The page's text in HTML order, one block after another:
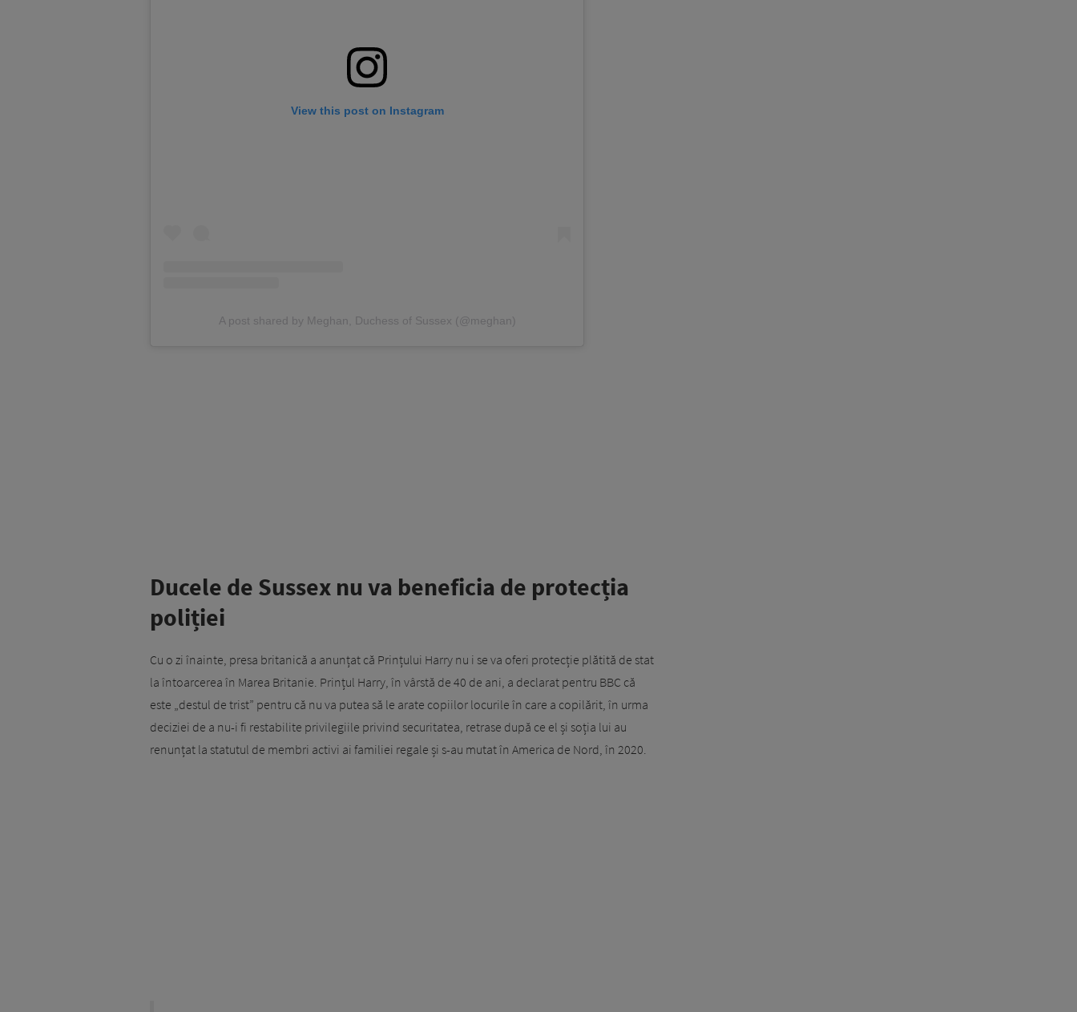
View this post on Instagram
A post shared by Meghan, Duchess of Sussex (@meghan)
Ducele de Sussex nu va beneficia de protecția
poliției
Cu o zi înainte, presa britanică a anunțat că Prințului Harry nu i se va oferi protecție plătită de stat
la întoarcerea în Marea Britanie. Prințul Harry, în vârstă de 40 de ani, a declarat pentru BBC că
este „destul de trist” pentru că nu va putea să le arate copiilor locurile în care a copilărit, în urma
deciziei de a nu-i fi restabilite privilegiile privind securitatea, retrase după ce el și soția lui au
renunțat la statutul de membri activi ai familiei regale și s-au mutat în America de Nord, în 2020.